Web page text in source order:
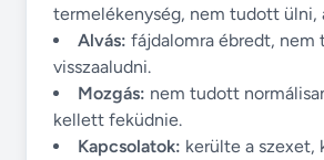
termelékenység, nem tudott ülni,
Alvás: fájdalomra ébredt, nem
visszaaludni.
Mozgás: nem tudott
kellett feküdnie.
Kapcsolatok: kerülte a szexet,